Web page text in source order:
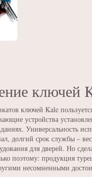
ключей
ключей Kale
устройства
Универсальность
долгий срок службы –
для дверей. Но
поэтому: продукция
несомненными